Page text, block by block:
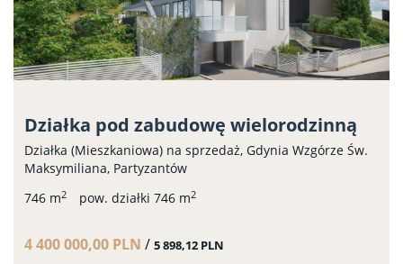
Działka pod zabudowę wielorodzinną
Działka (Mieszkaniowa) na sprzedaż, Gdynia Wzgórze Św.
Maksymiliana, Partyzantów
746 m2 pow. działki 746 m2
4 400 000,00 PLN / 5 898,12 PLN